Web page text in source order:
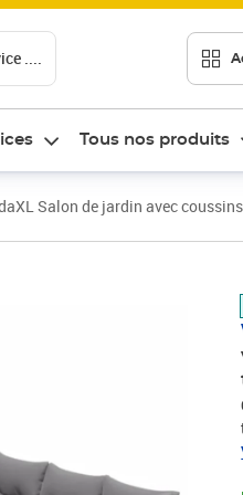
....
Tous nos produits
Salon de jardin avec